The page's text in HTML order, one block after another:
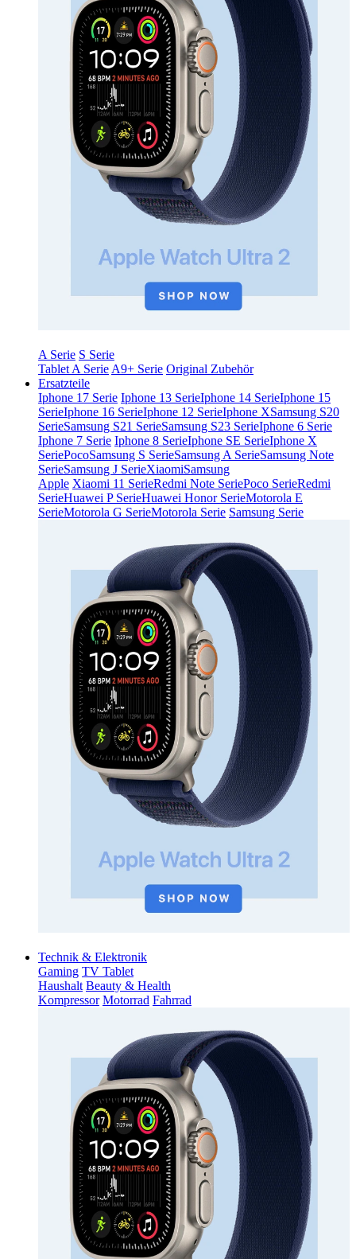
A Serie S Serie
Tablet A Serie A9+ Serie Original Zubehör
Ersatzteile
Iphone 17 Serie Iphone 13 SerieIphone 14 SerieIphone 15
SerieIphone 16 SerieIphone 12 SerieIphone XSamsung S20
SerieSamsung S21 SerieSamsung S23 SerieIphone 6 Serie
Iphone 7 Serie Iphone 8 SerieIphone SE SerieIphone X
SeriePocoSamsung S SerieSamsung A SerieSamsung Note
SerieSamsung J SerieXiaomiSamsung
Apple Xiaomi 11 SerieRedmi Note SeriePoco SerieRedmi
SerieHuawei P SerieHuawei Honor SerieMotorola E
SerieMotorola G SerieMotorola Serie Samsung Serie
Technik & Elektronik
Gaming TV Tablet
Haushalt Beauty & Health
Kompressor Motorrad Fahrrad